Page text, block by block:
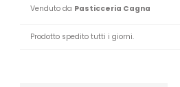
Venduto da Pasticceria Cagna
Prodotto spedito tutti i giorni.